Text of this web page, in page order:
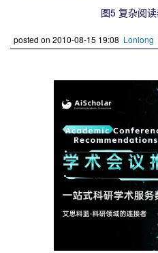
图5 复杂阅
posted on 2010-08-15 19:08 Lonlong